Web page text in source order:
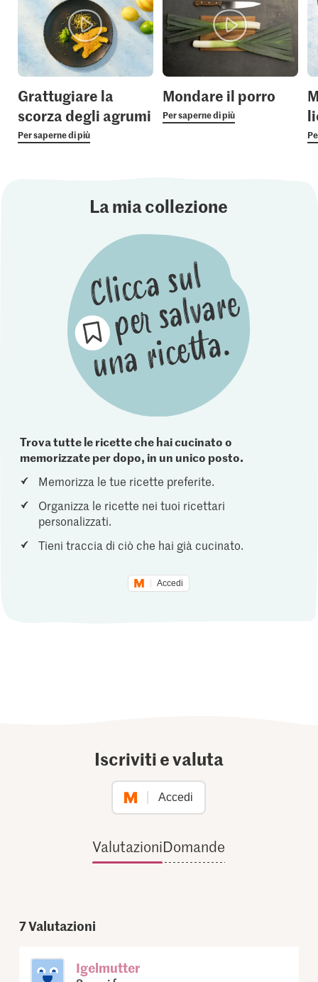
Grattugiare la
scorza degli agrumi
Per saperne di più
Mondare il porro
Per saperne di più
La mia collezione
Trova tutte le ricette che hai cucinato o
memorizzate per dopo, in un unico posto.
Memorizza le tue ricette preferite.
Organizza le ricette nei tuoi ricettari
personalizzati.
Tieni traccia di ciò che hai già cucinato.
Accedi
Iscriviti e valuta
Accedi
ValutazioniDomande
7Valutazioni
Igelmutter